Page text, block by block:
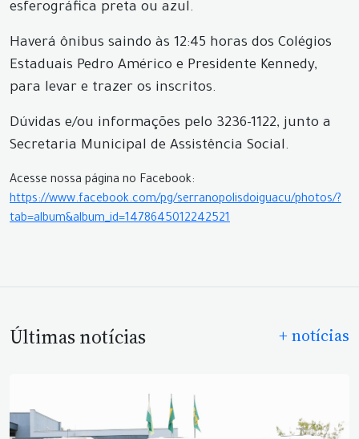
esferográfica preta ou azul.
Haverá ônibus saindo às 12:45 horas dos Colégios
Estaduais Pedro Américo e Presidente Kennedy,
para levar e trazer os inscritos.
Dúvidas e/ou informações pelo 3236-1122, junto a
Secretaria Municipal de Assistência Social.
Acesse nossa página no Facebook:
https://www.facebook.com/pg/serranopolisdoiguacu/photos/?
tab=album&album_id=1478645012242521
Últimas notícias + notícias